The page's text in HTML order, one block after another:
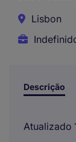
Lisbon
Descrição
Atualizado